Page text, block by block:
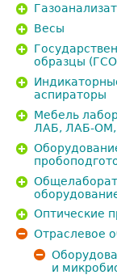
Весы
образцы
аспираторы
Мебель
ЛАБ, ЛАБ-ОМ,
Оптические
Отраслевое
и